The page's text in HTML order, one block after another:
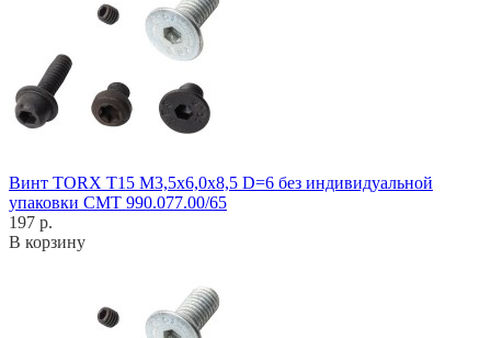
Винт TORX T15 M3,5x6,0x8,5 D=6 без индивидуальной
упаковки CMT 990.077.00/65
197 р.
В корзину